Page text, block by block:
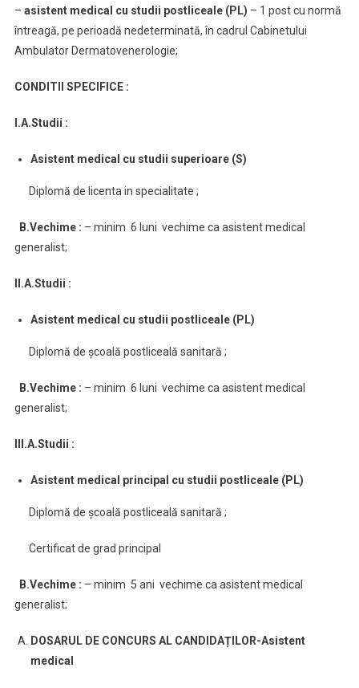
– asistent medical cu studii postliceale (PL) – 1 post cu normă
întreagă, pe perioadă nedeterminată, în cadrul Cabinetului
Ambulator Dermatovenerologie;
CONDITII SPECIFICE :
I.A.Studii :
Asistent medical cu studii superioare (S)
Diplomă de licenta in specialitate ;
B.Vechime : – minim 6 luni vechime ca asistent medical
generalist;
II.A.Studii :
Asistent medical cu studii postliceale (PL)
Diplomă de școală postliceală sanitară ;
B.Vechime : – minim 6 luni vechime ca asistent medical
generalist;
III.A.Studii :
Asistent medical principal cu studii postliceale (PL)
Diplomă de școală postliceală sanitară ;
Certificat de grad principal
B.Vechime : – minim 5 ani vechime ca asistent medical
generalist;
DOSARUL DE CONCURS AL CANDIDAȚILOR-Asistent
medical